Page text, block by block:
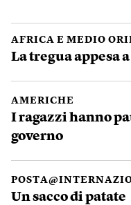
AFRICA E MEDIO
La tregua appesa
AMERICHE
I ragazzi hanno
governo
Un sacco di patate